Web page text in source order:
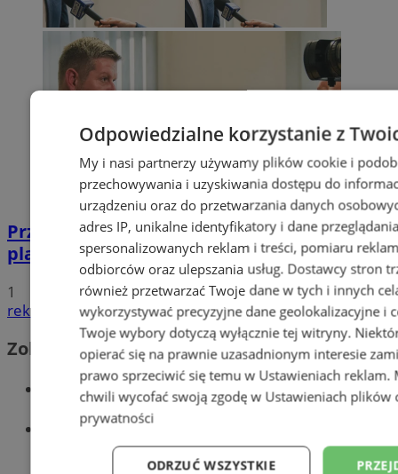
Przyszłość Wodzisławia Śląskiego:
planowane inwestycje na 2025 rok
1
reklama
Zobacz również
Wiadomości kryminalne w Wodzisławiu
Wiadomości lokalne
Odpowiedzialne korzystanie z
My i nasi partnerzy używamy plików cookie i
przechowywania i uzyskiwania dostępu do
urządzeniu oraz do przetwarzania danych
adres IP, unikalne identyfikatory i dane
spersonalizowanych reklam i treści, pomiaru
odbiorców oraz ulepszania usług. Dostawcy stron
również przetwarzać Twoje dane w tych i innych
wykorzystywać precyzyjne dane geolokalizacyjne i
Twoje wybory dotyczą wyłącznie tej witryny.
opierać się na prawnie uzasadnionym interesie
prawo sprzeciwić się temu w Ustawieniach reklam.
chwili wycofać swoją zgodę w Ustawieniach plików
prywatności
ODRZUĆ WSZYSTKIE